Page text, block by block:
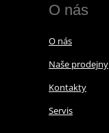
O nás
O nás
Naše prodejny
Kontakty
Servis